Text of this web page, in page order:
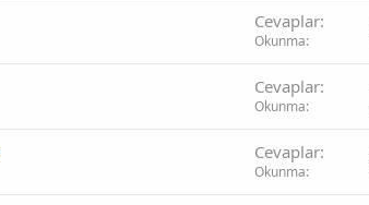
Cevaplar
Okunma
Cevaplar
Okunma
Cevaplar
Okunma